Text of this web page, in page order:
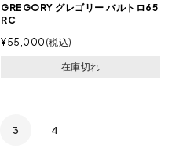
GREGORY グレゴリー バルトロ65
RC
¥55,000 税込
在庫切れ
3 4